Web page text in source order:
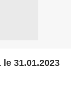
31.01.2023